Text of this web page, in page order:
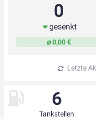
0
gesenkt
⌀ 0,00 €
Letzte
6
Tankstellen